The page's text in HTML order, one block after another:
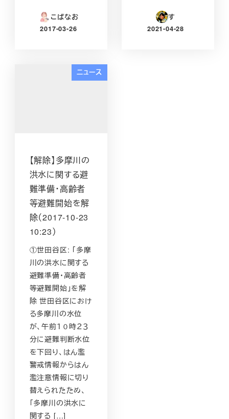
こばなお
投稿日
2017-03-26
す
投稿日
2021-04-28
ニュース
【解除】多摩川の
洪水に関する避
難準備・高齢者
等避難開始を解
除（2017-10-23
10:23）
①世田谷区: 「多摩
川の洪水に関する
避難準備・高齢者
等避難開始」を解
除 世田谷区におけ
る多摩川の水位
が、午前１０時２３
分に避難判断水位
を下回り、はん濫
警戒情報からはん
濫注意情報に切り
替えられたため、
「多摩川の洪水に
関する […]